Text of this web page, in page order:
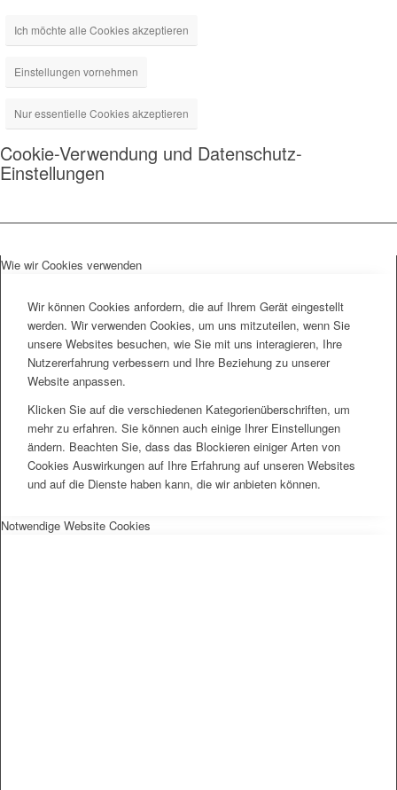
Ich möchte alle Cookies akzeptieren
Einstellungen vornehmen
Nur essentielle Cookies akzeptieren
Cookie-Verwendung und Datenschutz-
Einstellungen
Wie wir Cookies verwenden
Wir können Cookies anfordern, die auf Ihrem Gerät eingestellt
werden. Wir verwenden Cookies, um uns mitzuteilen, wenn Sie
unsere Websites besuchen, wie Sie mit uns interagieren, Ihre
Nutzererfahrung verbessern und Ihre Beziehung zu unserer
Website anpassen.
Klicken Sie auf die verschiedenen Kategorienüberschriften, um
mehr zu erfahren. Sie können auch einige Ihrer Einstellungen
ändern. Beachten Sie, dass das Blockieren einiger Arten von
Cookies Auswirkungen auf Ihre Erfahrung auf unseren Websites
und auf die Dienste haben kann, die wir anbieten können.
Notwendige Website Cookies